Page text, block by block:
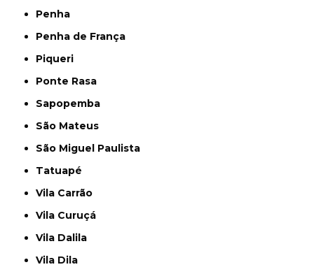
Penha
Penha de França
Piqueri
Ponte Rasa
Sapopemba
São Mateus
São Miguel Paulista
Tatuapé
Vila Carrão
Vila Curuçá
Vila Dalila
Vila Dila